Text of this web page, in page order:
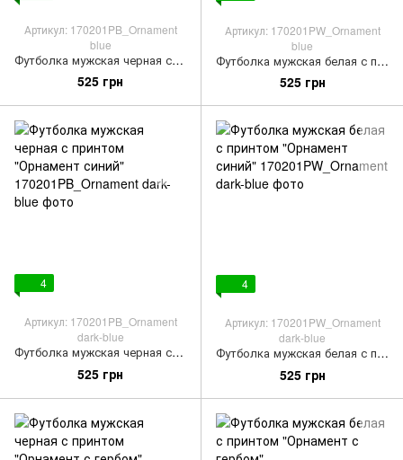
Артикул: 170201PB_Ornament
blue
Футболка мужская черная с принтом "Орнамент голубой"
525 грн
Артикул: 170201PW_Ornament
blue
Футболка мужская белая с принтом "Орнамент голубой"
525 грн
4
Артикул: 170201PB_Ornament
dark-blue
Футболка мужская черная с принтом "Орнамент синий"
525 грн
4
Артикул: 170201PW_Ornament
dark-blue
Футболка мужская белая с принтом "Орнамент синий"
525 грн